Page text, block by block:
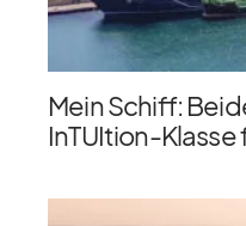
Mein Schiff:
InTUItion-